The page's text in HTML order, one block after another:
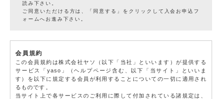
読み下さい。
ご同意いただける方は、「同意する」をクリックして入会お申込フ
ォームへお進み下さい。
会員規約
この会員規約は株式会社ヤソ（以下「当社」といいます）が提供する
サービス「yaso」（ヘルプページ含む、以下「当サイト」といいま
す）を以下に規定する会員が利用することについての一切に適用され
るものです。
当サイト上で各サービスのご利用に際して付加されている諸規定は、